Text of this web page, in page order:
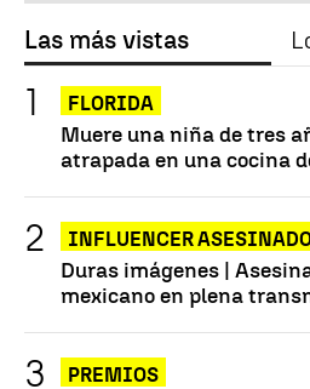
Las más vistas
FLORIDA
Muere una niña de tres
atrapada en una cocina
INFLUENCER
Duras imágenes |
mexicano en plena
PREMIOS